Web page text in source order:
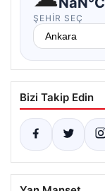
ŞEHIR SEÇ
Bizi Takip Edin